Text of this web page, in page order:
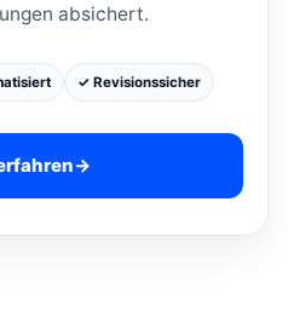
absichert.
✓ Revisionssicher
→